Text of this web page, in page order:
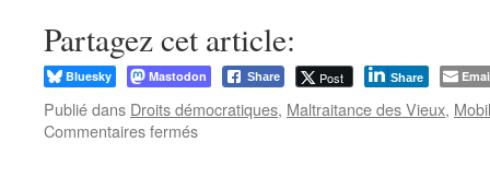
Partagez cet article:
Bluesky Mastodon Share Post Share
Publié dans Droits démocratiques, Maltraitance des Vieux,
Commentaires ferméssur